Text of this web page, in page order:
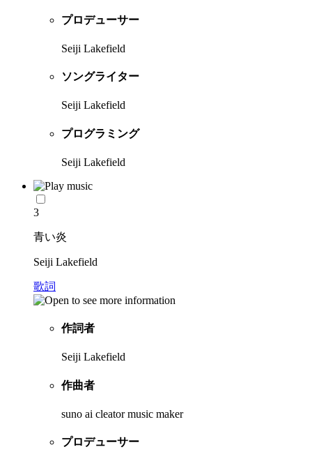
プロデューサー
Seiji Lakefield
ソングライター
Seiji Lakefield
プログラミング
Seiji Lakefield
3
青い炎
Seiji Lakefield
歌詞
作詞者
Seiji Lakefield
作曲者
suno ai cleator music maker
プロデューサー